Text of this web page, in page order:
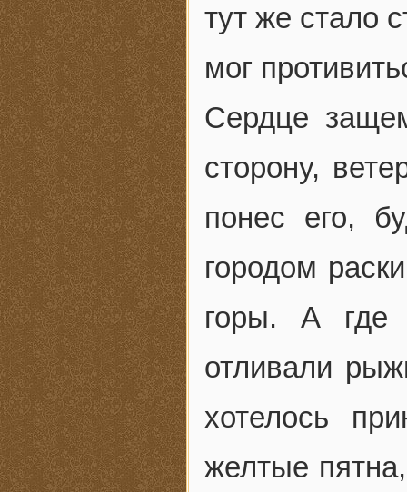
тут же стало
мог
Сердце
сторону,
понес его,
городом
горы. А
отливали
хотелось
желтые